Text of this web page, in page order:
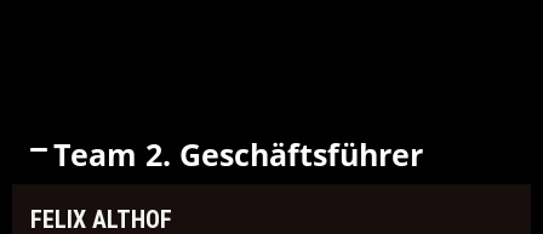
Team 2. Geschäftsführer
FELIX ALTHOF